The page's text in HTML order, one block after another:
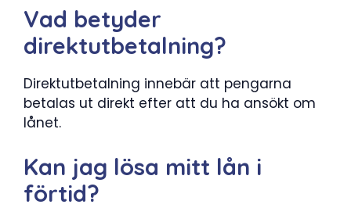
Vad betyder
direktutbetalning?
Direktutbetalning innebär att pengarna
betalas ut direkt efter att du ha ansökt om
lånet.
Kan jag lösa mitt lån i
förtid?